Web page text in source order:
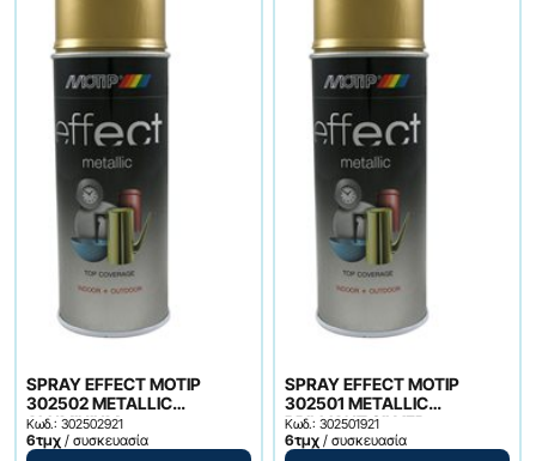
SPRAY EFFECT MOTIP
302502 METALLIC
ALUMINIUM
Κωδ.: 302502921
6τμχ / συσκευασία
SPRAY EFFECT MOTIP
302501 METALLIC
BRILLIANT SILVER
Κωδ.: 302501921
6τμχ / συσκευασία